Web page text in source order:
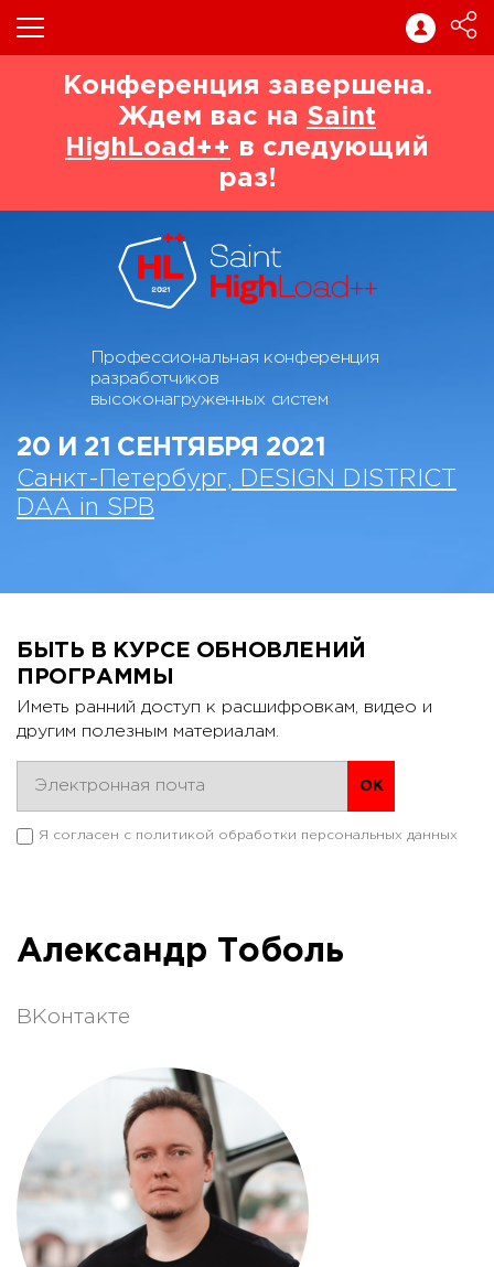
Конференция завершена.
Ждем вас на Saint
HighLoad++ в следующий
раз!
Профессиональная конференция
разработчиков
высоконагруженных систем
20 И 21 СЕНТЯБРЯ 2021
Санкт-Петербург, DESIGN DISTRICT
DAA in SPB
Александр Тоболь
ВКонтакте
БЫТЬ В КУРСЕ ОБНОВЛЕНИЙ
ПРОГРАММЫ
Иметь ранний доступ к расшифровкам, видео и
другим полезным материалам.
Я согласен с политикой обработки персональных данных